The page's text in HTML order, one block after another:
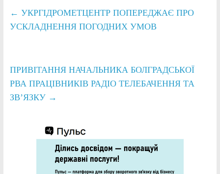
← УКРГІДРОМЕТЦЕНТР ПОПЕРЕДЖАЄ ПРО
УСКЛАДНЕННЯ ПОГОДНИХ УМОВ
ПРИВІТАННЯ НАЧАЛЬНИКА БОЛГРАДСЬКОЇ
РВА ПРАЦІВНИКІВ РАДІО ТЕЛЕБАЧЕННЯ ТА
ЗВ’ЯЗКУ →